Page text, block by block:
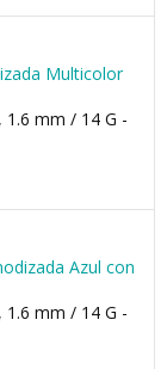
Multicolor
1.6 mm / 14 G -
Azul con
1.6 mm / 14 G -